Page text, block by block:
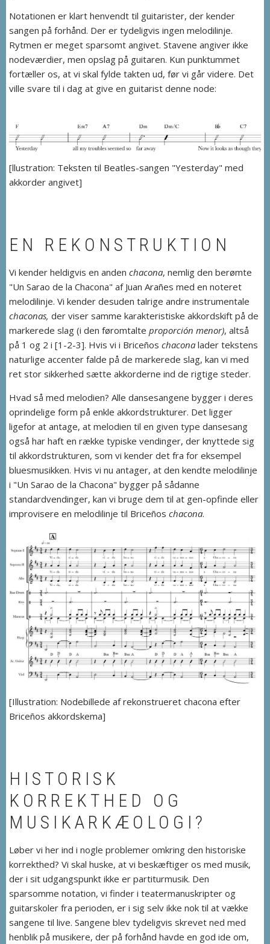
Notationen er klart henvendt til guitarister, der kender
sangen på forhånd. Der er tydeligvis ingen melodilinje.
Rytmen er meget sparsomt angivet. Stavene angiver ikke
nodeværdier, men opslag på guitaren. Kun punktummet
fortæller os, at vi skal fylde takten ud, før vi går videre. Det
ville svare til i dag at give en guitarist denne node:
[llustration: Teksten til Beatles-sangen "Yesterday" med
akkorder angivet]
EN REKONSTRUKTION
Vi kender heldigvis en anden chacona, nemlig den berømte
"Un Sarao de la Chacona" af Juan Arañes med en noteret
melodilinje. Vi kender desuden talrige andre instrumentale
chaconas, der viser samme karakteristiske akkordskift på de
markerede slag (i den føromtalte proporción menor), altså
på 1 og 2 i [1-2-3]. Hvis vi i Briceños chacona lader tekstens
naturlige accenter falde på de markerede slag, kan vi med
ret stor sikkerhed sætte akkorderne ind de rigtige steder.
Hvad så med melodien? Alle dansesangene bygger i deres
oprindelige form på enkle akkordstrukturer. Det ligger
ligefor at antage, at melodien til en given type dansesang
også har haft en række typiske vendinger, der knyttede sig
til akkordstrukturen, som vi kender det fra for eksempel
bluesmusikken. Hvis vi nu antager, at den kendte melodilinje
i "Un Sarao de la Chacona" bygger på sådanne
standardvendinger, kan vi bruge dem til at gen-opfinde eller
improvisere en melodilinje til Briceños chacona.
[Illustration: Nodebillede af rekonstrueret chacona efter
Briceños akkordskema]
HISTORISK
KORREKTHED OG
MUSIKARKÆOLOGI?
Løber vi her ind i nogle problemer omkring den historiske
korrekthed? Vi skal huske, at vi beskæftiger os med musik,
der i sit udgangspunkt ikke er partiturmusik. Den
sparsomme notation, vi finder i teatermanuskripter og
guitarskoler fra perioden, er i sig selv ikke nok til at vække
sangene til live. Sangene blev tydeligvis skrevet ned med
henblik på musikere, der på forhånd havde en god ide om,